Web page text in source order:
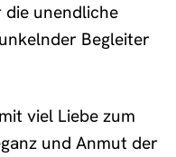
unendliche
Begleiter
viel Liebe zum
und Anmut der